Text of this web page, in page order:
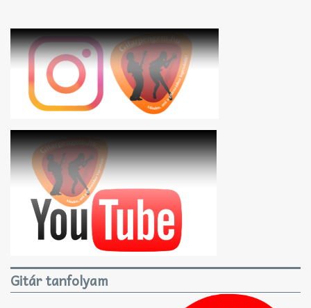
Gitár tanfolyam